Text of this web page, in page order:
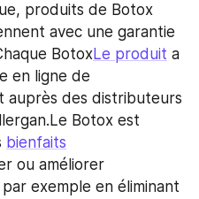
produits de Botox
avec une garantie
BotoxLe produit a
en ligne de
auprès des distributeurs
Botox est
bienfaits
ou améliorer
exemple en éliminant